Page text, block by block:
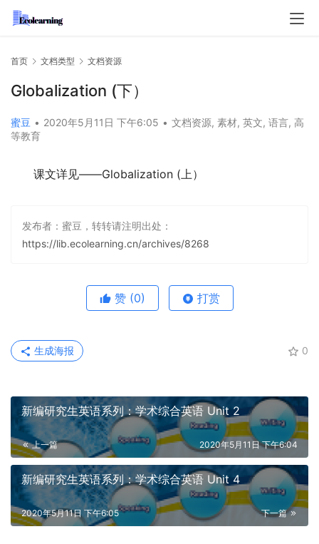
首页 文档类型 文档资源
Globalization (下）
蜜豆 • 2020年5月11日 下午6:05 • 文档资源, 素材, 英文, 语言, 高
等教育
课文详见——Globalization (上）
发布者：蜜豆，转转请注明出处：
https://lib.ecolearning.cn/archives/8268
赞 (0) 打赏
0
生成海报
新编研究生英语系列：学术综合英语 Unit 2
上一篇 2020年5月11日 下午6:04
新编研究生英语系列：学术综合英语 Unit 4
下一篇
2020年5月11日 下午6:05